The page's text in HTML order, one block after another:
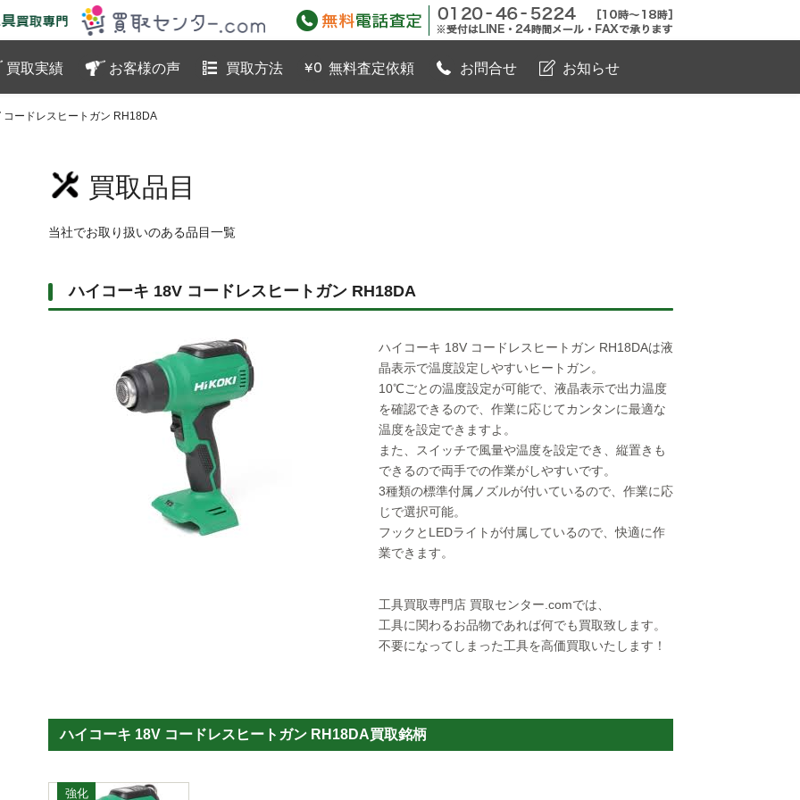
買取実績 お客様の声 買取方法 無料査定依頼 お問合せ お知らせ
コードレスヒートガン RH18DA
買取品目
当社でお取り扱いのある品目一覧
ハイコーキ 18V コードレスヒートガン RH18DA
ハイコーキ 18V コードレスヒートガン RH18DAは液
晶表示で温度設定しやすいヒートガン。
10℃ごとの温度設定が可能で、液晶表示で出力温度
を確認できるので、作業に応じてカンタンに最適な
温度を設定できますよ。
また、スイッチで風量や温度を設定でき、縦置きも
できるので両手での作業がしやすいです。
3種類の標準付属ノズルが付いているので、作業に応
じで選択可能。
フックとLEDライトが付属しているので、快適に作
業できます。
工具買取専門店 買取センター.comでは、
工具に関わるお品物であれば何でも買取致します。
不要になってしまった工具を高価買取いたします！
ハイコーキ 18V コードレスヒートガン RH18DA買取銘柄
強化